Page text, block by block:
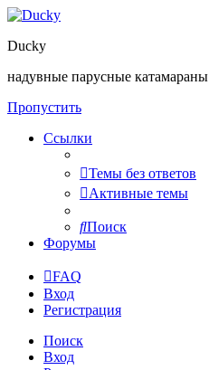
Ducky
надувные парусные катамараны
Пропустить
Ссылки
Темы без ответов
Активные темы
Поиск
Форумы
FAQ
Вход
Регистрация
Поиск
Вход